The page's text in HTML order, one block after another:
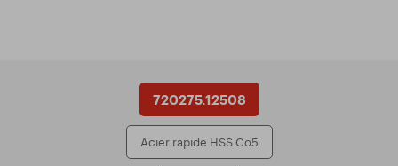
720275.12508
Acier rapide HSS Co5